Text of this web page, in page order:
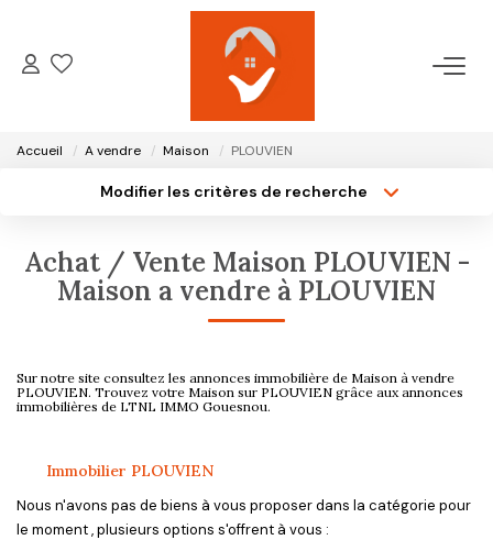
ACCUEIL
LOCATIONS
GESTION LOCATIVE
CONTACT
Accueil A vendre Maison PLOUVIEN
Modifier les critères de recherche
Sélectionnez...
Type de bien
Surface min
Créer une alerte
Achat / Vente Maison PLOUVIEN -
Maison a vendre à PLOUVIEN
Sur notre site consultez les annonces immobilière de Maison à vendre
PLOUVIEN. Trouvez votre Maison sur PLOUVIEN grâce aux annonces
immobilières de LTNL IMMO Gouesnou.
Immobilier PLOUVIEN
Nous n'avons pas de biens à vous proposer dans la catégorie pour
le moment , plusieurs options s'offrent à vous :